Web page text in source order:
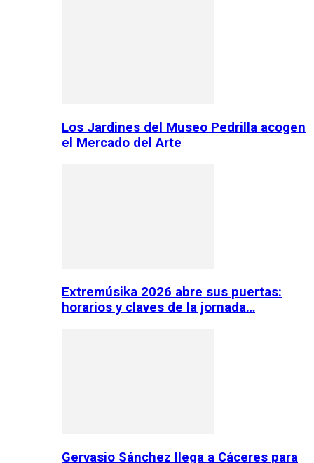
Los Jardines del Museo Pedrilla acogen
el Mercado del Arte
Extremúsika 2026 abre sus puertas:
horarios y claves de la jornada…
Gervasio Sánchez llega a Cáceres para